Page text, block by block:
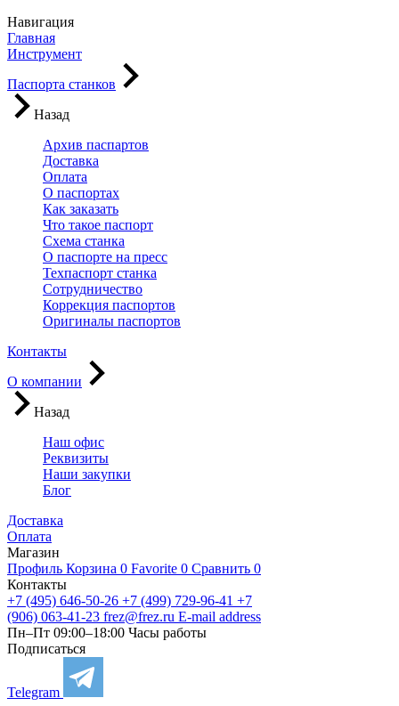
Навигация
Главная
Инструмент
Паспорта станков
Назад
Архив паспартов
Доставка
Оплата
О паспортах
Как заказать
Что такое паспорт
Схема станка
О паспорте на пресс
Техпаспорт станка
Сотрудничество
Коррекция паспортов
Оригиналы паспортов
Контакты
О компании
Назад
Наш офис
Реквизиты
Наши закупки
Блог
Доставка
Оплата
Магазин
Профиль Корзина 0 Favorite 0 Сравнить 0
Контакты
+7 (495) 646-50-26 +7 (499) 729-96-41 +7
(906) 063-41-23 frez@frez.ru E-mail address
Пн–Пт 09:00–18:00 Часы работы
Подписаться
Telegram